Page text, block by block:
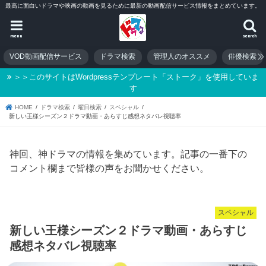
最高に面白いドラマや映画の動画を見るために最新の動画配信サービス情報をまとめています。
search
menu
VOD動画配信サービス ドラマ検索 管理人のオススメ 俳優検索
＞＞このサイトはWordpressテンプレート「ストーク」を使用していま
す
HOME ドラマ検索 曜日検索
スペシャル
新しい王様シーズン２ドラマ動画・あらすじ感想ネタバレ視聴率
神回、神ドラマの情報を集めています。記事の一番下の
コメント欄まで皆様の声をお聞かせください。
スペシャル
新しい王様シーズン２ドラマ動画・あらすじ
感想ネタバレ視聴率